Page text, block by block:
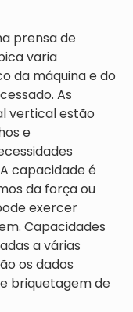
prensa de
varia
da máquina e do
As
vertical estão
e
capacidade é
da força ou
exercer
Capacidades
a várias
os dados
briquetagem de